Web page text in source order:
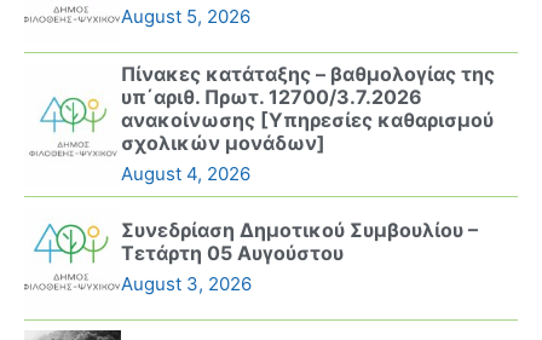
August 5, 2026
Πίνακες κατάταξης – βαθμολογίας της
υπ΄αριθ. Πρωτ. 12700/3.7.2026
ανακοίνωσης [Υπηρεσίες καθαρισμού
σχολικών μονάδων]
August 4, 2026
Συνεδρίαση Δημοτικού Συμβουλίου –
Τετάρτη 05 Αυγούστου
August 3, 2026